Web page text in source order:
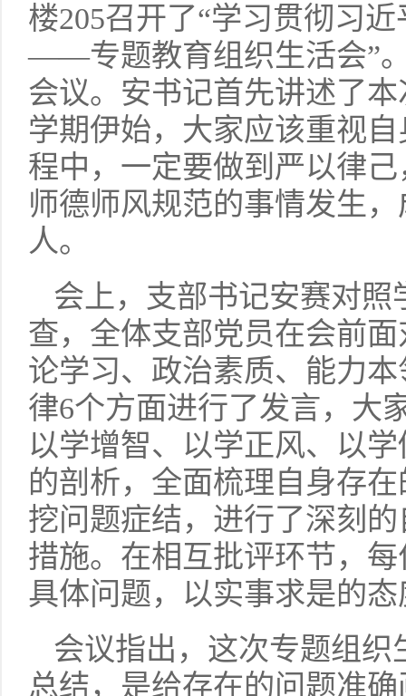
楼205召开了“学习贯彻习
——专题教育组织生活会”
会议。安书记首先讲述了
学期伊始，大家应该重视
程中，一定要做到严以律
师德师风规范的事情发生
人。
会上，支部书记安赛对
查，全体支部党员在会前
论学习、政治素质、能力
律6个方面进行了发言，大
以学增智、以学正风、以
的剖析，全面梳理自身存
挖问题症结，进行了深刻
措施。在相互批评环节，
具体问题，以实事求是的
会议指出，这次专题组
总结，是给存在的问题准